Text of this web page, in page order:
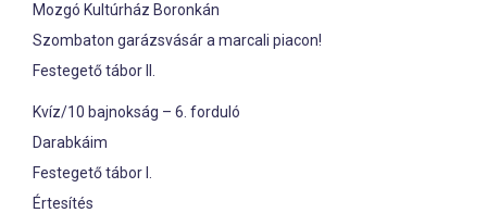
Mozgó Kultúrház Boronkán
Szombaton garázsvásár a marcali piacon!
Festegető tábor II.
Kvíz/10 bajnokság – 6. forduló
Darabkáim
Festegető tábor I.
Értesítés